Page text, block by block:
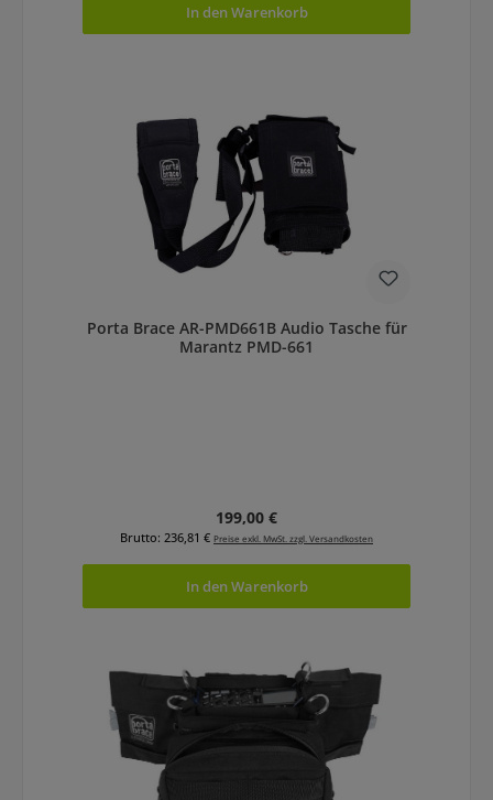
In den Warenkorb
Porta Brace AR-PMD661B Audio Tasche für
Marantz PMD-661
Regulärer Preis:
199,00 €
Brutto: 236,81 € Preise exkl. MwSt. zzgl. Versandkosten
In den Warenkorb